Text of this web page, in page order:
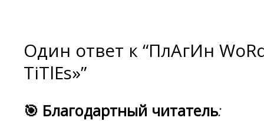
Один ответ к “ПлАгИн
TiTlEs»”
🎯 Благодартный читатель: